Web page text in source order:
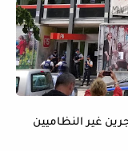
غير النظاميين